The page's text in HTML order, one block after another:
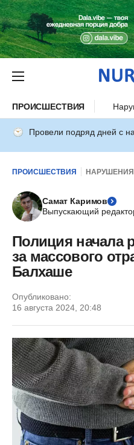
ПРОИСШЕСТВИЯ
Провели подряд дней с
ПРОИСШЕСТВИЯ
Самат Каримов
Выпускающий
Полиция начала
за массового
Балхаше
Опубликовано:
16 августа 2024, 20:48